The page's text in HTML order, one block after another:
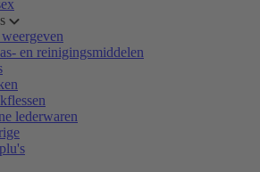
en reinigingsmiddelen
lederwaren